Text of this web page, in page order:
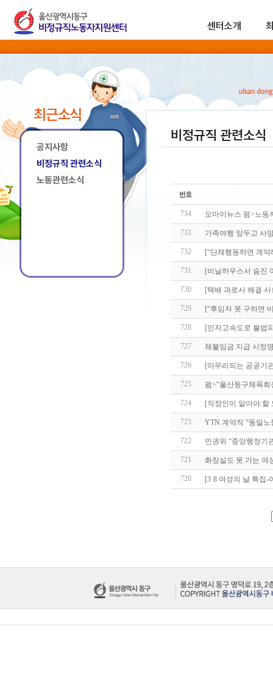
센터소개
최근소식
공지사항
비정규직 관련소식
노동관련소식
비정규직 관련소식
734 오마이뉴스 펌>노
733 가족여행 앞두고 사
732 [“단체행동하면 계
731 [비닐하우스서 숨진
730 [택배 과로사 해결
729 [“후임자 못 구하면
728 [민자고속도로 불법
727 체불임금 지급 시정
726 [마무리되는 공공기
725 펌>"울산동구체육
724 [직장인이 알아야
723 YTN 계약직 “동일
722 인권위 “중앙행정기
721 화장실도 못 가는 여
720 [3·8 여성의 날 특집